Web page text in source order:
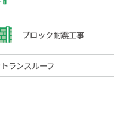
ブロック耐震工事
ランスルーフ